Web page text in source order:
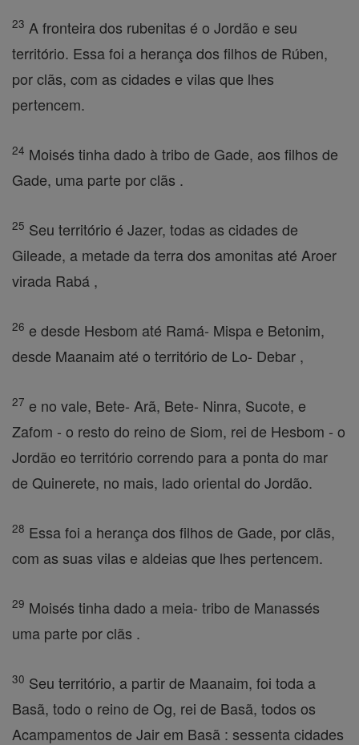
23 A fronteira dos rubenitas é o Jordão e seu
território. Essa foi a herança dos filhos de Rúben,
por clãs, com as cidades e vilas que lhes
pertencem.
24 Moisés tinha dado à tribo de Gade, aos filhos de
Gade, uma parte por clãs .
25 Seu território é Jazer, todas as cidades de
Gileade, a metade da terra dos amonitas até Aroer
virada Rabá ,
26 e desde Hesbom até Ramá- Mispa e Betonim,
desde Maanaim até o território de Lo- Debar ,
27 e no vale, Bete- Arã, Bete- Ninra, Sucote, e
Zafom - o resto do reino de Siom, rei de Hesbom - o
Jordão eo território correndo para a ponta do mar
de Quinerete, no mais, lado oriental do Jordão.
28 Essa foi a herança dos filhos de Gade, por clãs,
com as suas vilas e aldeias que lhes pertencem.
29 Moisés tinha dado a meia- tribo de Manassés
uma parte por clãs .
30 Seu território, a partir de Maanaim, foi toda a
Basã, todo o reino de Og, rei de Basã, todos os
Acampamentos de Jair em Basã : sessenta cidades